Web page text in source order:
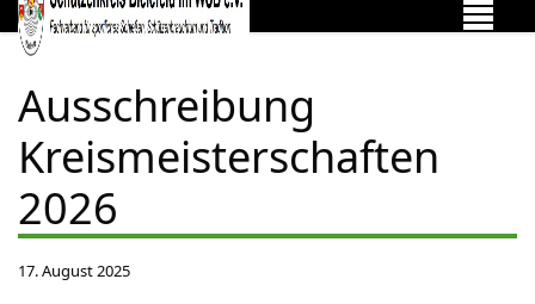
Ausschreibung
Kreismeisterschaften
2026
17. August 2025